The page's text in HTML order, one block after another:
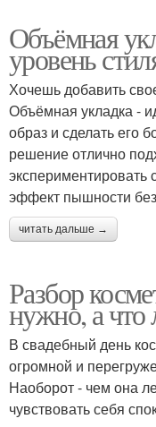
Объёмная
уровень
Хочешь добавить
Объёмная укладка -
образ и сделать его
решение отлично
экспериментировать
эффект пышности
читать дальше →
Разбор
нужно, а
В свадебный день
огромной и
Наоборот - чем она
чувствовать себя